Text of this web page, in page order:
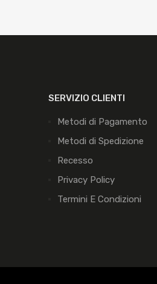
SERVIZIO CLIENTI
Metodi di Pagamento
Metodi di Spedizione
Recesso
Privacy Policy
Termini E Condizioni